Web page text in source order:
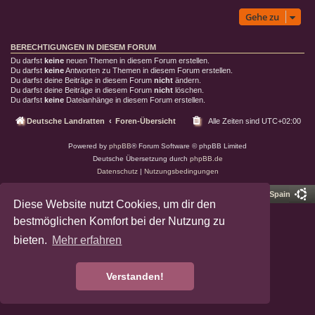
Diese Website nutzt Cookies, um dir den
bestmöglichen Komfort bei der Nutzung zu
bieten. Mehr erfahren
Verstanden!
Gehe zu
BERECHTIGUNGEN IN DIESEM FORUM
Du darfst keine neuen Themen in diesem Forum erstellen.
Du darfst keineAntworten zu Themen in diesem Forum erstellen.
Du darfst deine Beiträge in diesem Forum nicht ändern.
Du darfst deine Beiträge in diesem Forum nicht löschen.
Du darfst keine Dateianhänge in diesem Forum erstellen.
Deutsche Landratten Foren-Übersicht Alle Zeiten sind UTC+02:00
Powered by phpBB® Forum Software © phpBB Limited
Deutsche Übersetzung durch phpBB.de
Datenschutz| Nutzungsbedingungen
phpBB Spain